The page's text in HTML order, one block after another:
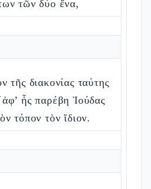
τῶν δύο ἕνα,
τῆς διακονίας ταύτης
ἧς παρέβη Ἰούδας
τόπον τὸν ἴδιον.